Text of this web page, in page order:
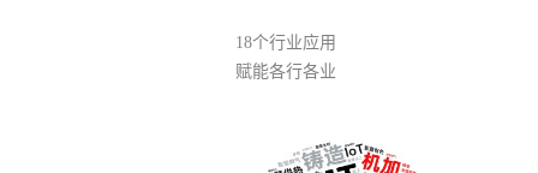
18个行业应用
赋能各行各业